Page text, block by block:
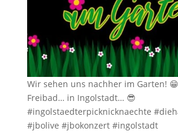
Wir sehen uns nachher im Garten!
Freibad… in Ingolstadt… 😎
#ingolstaedterpicknicknaechte
#jbolive #jbokonzert #ingolstadt